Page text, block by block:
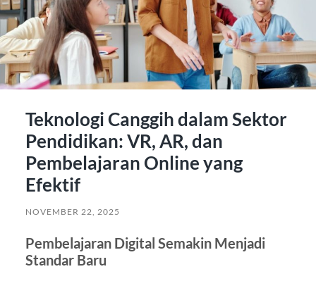
Teknologi Canggih dalam Sektor
Pendidikan: VR, AR, dan
Pembelajaran Online yang
Efektif
NOVEMBER 22, 2025
Pembelajaran Digital Semakin Menjadi
Standar Baru